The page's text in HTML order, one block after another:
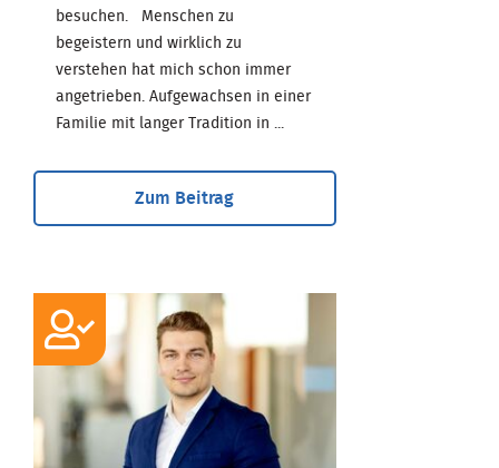
besuchen. Menschen zu
begeistern und wirklich zu
verstehen hat mich schon immer
angetrieben. Aufgewachsen in einer
Familie mit langer Tradition in ...
Zum Beitrag